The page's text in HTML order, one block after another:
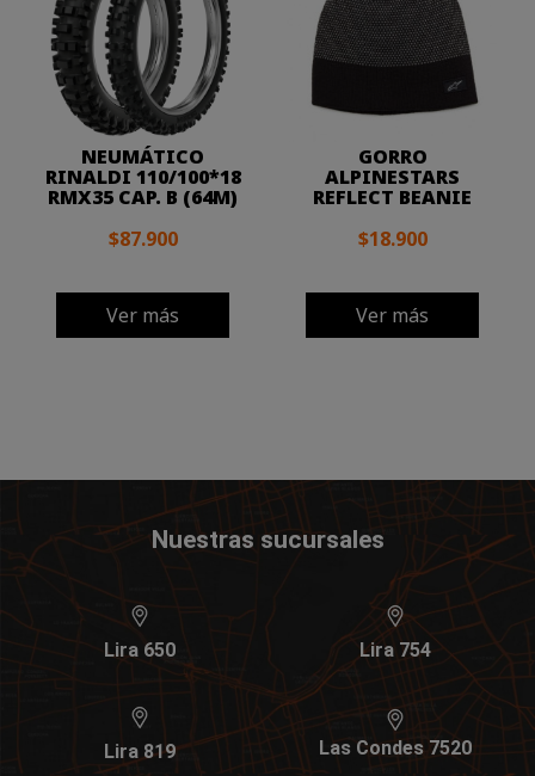
NEUMÁTICO
RINALDI 110/100*18
RMX35 CAP. B (64M)
$87.900
Ver más
GORRO
ALPINESTARS
REFLECT BEANIE
$18.900
Ver más
Nuestras sucursales
Lira 650 Lira 754
Lira 819 Las Condes 7520